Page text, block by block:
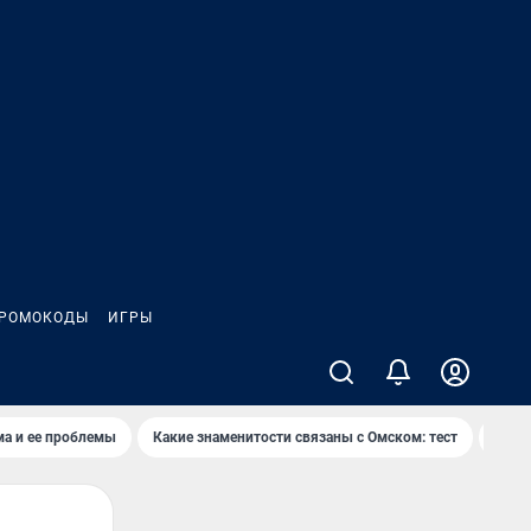
ИГРЫ
и ее проблемы Какие знаменитости связаны с Омском: тест